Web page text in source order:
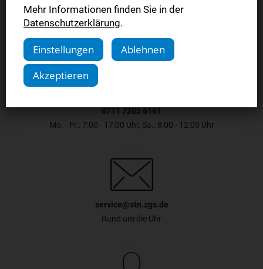
0711 7205 6161
Mo. - Fr.: 7:00 - 17:00 Uhr, Sa.: 8:00 - 12:00 Uhr
service@stn.zgs.de
Rund um die Uhr
Mehr Informationen finden Sie in der
Datenschutzerklärung.
Einstellungen
Ablehnen
Akzeptieren